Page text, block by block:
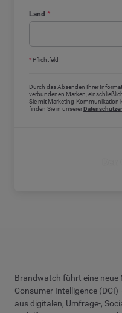
Land *
* Pflichtfeld
Durch das Absenden Ihrer
verbundenen Marken,
Sie mit Marketing-Kommunikation
finden Sie in unserer
Brandwatch führt eine neue
Consumer Intelligence
aus digitalen, Umfrage-,